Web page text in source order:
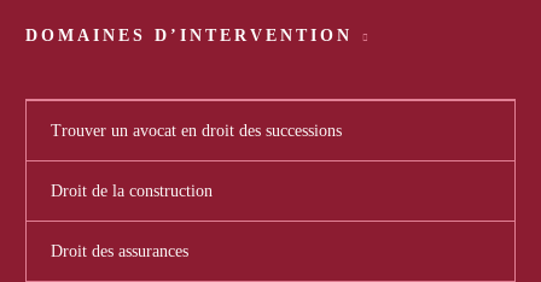
DOMAINES D’INTERVENTION
Trouver un avocat en droit des successions
Droit de la construction
Droit des assurances